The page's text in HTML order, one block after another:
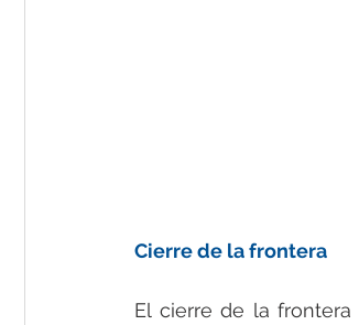
Cierre de la frontera
El cierre de la